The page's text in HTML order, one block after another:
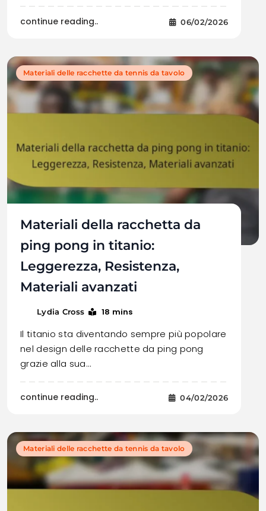
continue reading.. 06/02/2026
Materiali delle racchette da tennis da tavolo
Materiali della racchetta da
ping pong in titanio:
Leggerezza, Resistenza,
Materiali avanzati
Lydia Cross 18 mins
Il titanio sta diventando sempre più popolare
nel design delle racchette da ping pong
grazie alla sua…
continue reading.. 04/02/2026
Materiali delle racchette da tennis da tavolo